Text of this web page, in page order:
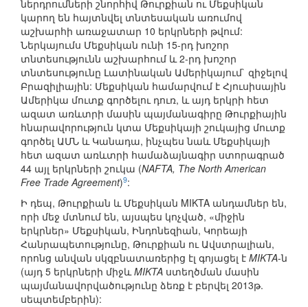
ներդրումների շնորհիվ Թուրքիան ու Մեքսիկան
կարող են հայտնվել տնտեսական առումով
աշխարհի առաջատար 10 երկրների թվում:
Ներկայումս Մեքսիկան ունի 15-րդ խոշոր
տնտեսությունն աշխարհում և 2-րդ խոշոր
տնտեսությունը Լատինական Ամերիկայում` զիջելով
Բրազիլիային: Մեքսիկան համարվում է Հյուսիսային
Ամերիկա մուտք գործելու դուռ, և այդ երկրի հետ
ազատ առևտրի մասին պայմանագիրը Թուրքիային
հնարավորություն կտա Մեքսիկայի շուկայից մուտք
գործել ԱՄՆ և Կանադա, ինչպես նաև Մեքսիկայի
հետ ազատ առևտրի համաձայնագիր ստորագրած
44 այլ երկրների շուկա (NAFTA, The North American
Free Trade Agreement)9:
Ի դեպ, Թուրքիան և Մեքսիկան MIKTA անդամներ են,
որի մեջ մտնում են, այսպես կոչված, «միջին
երկրներ» Մեքսիկան, Ինդոնեզիան, Կորեայի
Հանրապետությունը, Թուրքիան ու Ավստրալիան,
որոնց անվան սկզբնատառերից էլ գոյացել է MIKTA-ն
(այդ 5 երկրների միջևMIKTA ստեղծման մասին
պայմանավորվածությունը ձեռք է բերվել 2013թ.
սեպտեմբերին):